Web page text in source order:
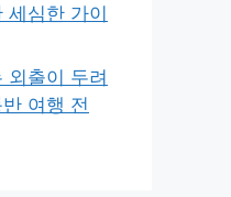
세심한 가이
외출이 두려
여행 전